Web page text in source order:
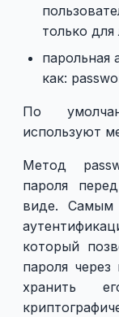
только
парольная
как:
По
используют
Метод
пароля
виде. Самым
который
пароля
хранить